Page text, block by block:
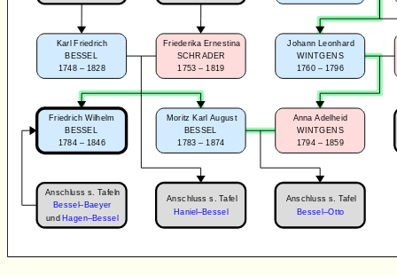
Anna Adelheid
WINTGENS
1794 – 1859
Moritz Karl August
BESSEL
1783 – 1874
Friederika Ernestina
SCHRADER
1753 – 1819
Karl Friedrich
BESSEL
1748 – 1828
Friedrich Wilhelm
BESSEL
1784 – 1846
Anschluss s. Tafel
Bessel–Otto
Johann Leonhard
WINTGENS
1760 – 1796
Anschluss s. Tafel
Haniel–Bessel
Anschluss s. Tafeln
Bessel–Baeyer
und Hagen–Bessel